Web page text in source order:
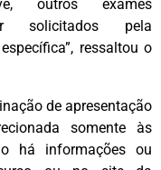
outros exames
solicitados pela
ressaltou o
de apresentação
somente às
há informações ou